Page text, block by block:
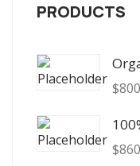
PRODUCTS
$
$